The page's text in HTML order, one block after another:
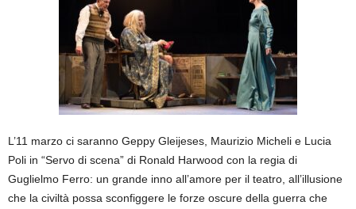
L’11 marzo ci saranno Geppy Gleijeses, Maurizio Micheli e Lucia
Poli in “Servo di scena” di Ronald Harwood con la regia di
Guglielmo Ferro: un grande inno all’amore per il teatro, all’illusione
che la civiltà possa sconfiggere le forze oscure della guerra che